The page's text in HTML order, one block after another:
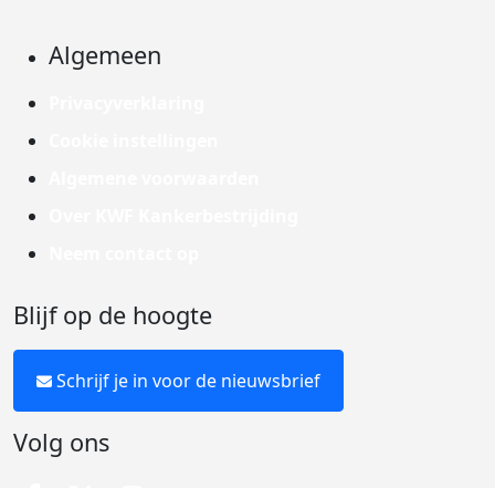
Algemeen
Blijf op de hoogte
Schrijf je in voor de nieuwsbrief
Volg ons